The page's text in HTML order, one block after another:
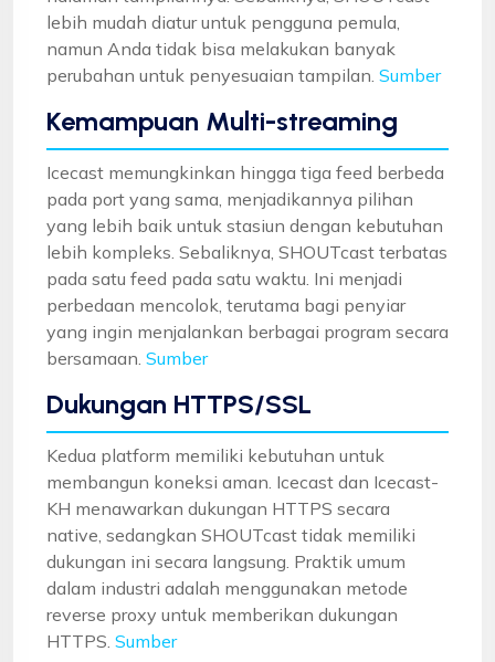
lebih mudah diatur untuk pengguna pemula,
namun Anda tidak bisa melakukan banyak
perubahan untuk penyesuaian tampilan. Sumber
Kemampuan Multi-streaming
Icecast memungkinkan hingga tiga feed berbeda
pada port yang sama, menjadikannya pilihan
yang lebih baik untuk stasiun dengan kebutuhan
lebih kompleks. Sebaliknya, SHOUTcast terbatas
pada satu feed pada satu waktu. Ini menjadi
perbedaan mencolok, terutama bagi penyiar
yang ingin menjalankan berbagai program secara
bersamaan. Sumber
Dukungan HTTPS/SSL
Kedua platform memiliki kebutuhan untuk
membangun koneksi aman. Icecast dan Icecast-
KH menawarkan dukungan HTTPS secara
native, sedangkan SHOUTcast tidak memiliki
dukungan ini secara langsung. Praktik umum
dalam industri adalah menggunakan metode
reverse proxy untuk memberikan dukungan
HTTPS. Sumber